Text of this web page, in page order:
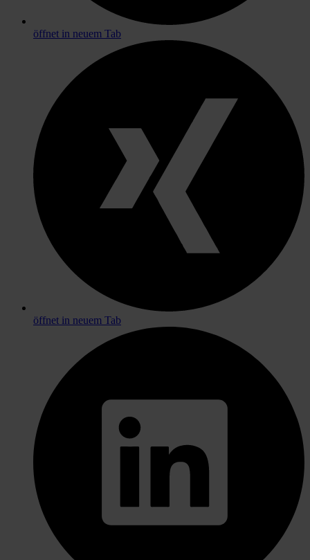
öffnet in neuem Tab
öffnet in neuem Tab